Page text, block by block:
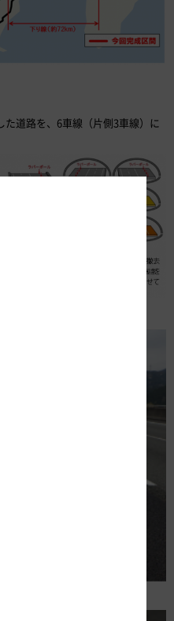
道路を、6車線（片側3車線）に